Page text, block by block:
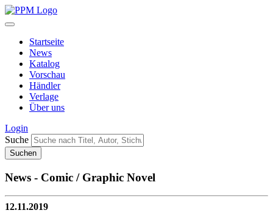
Startseite
News
Katalog
Vorschau
Händler
Verlage
Über uns
Login
Suche
News - Comic / Graphic Novel
12.11.2019